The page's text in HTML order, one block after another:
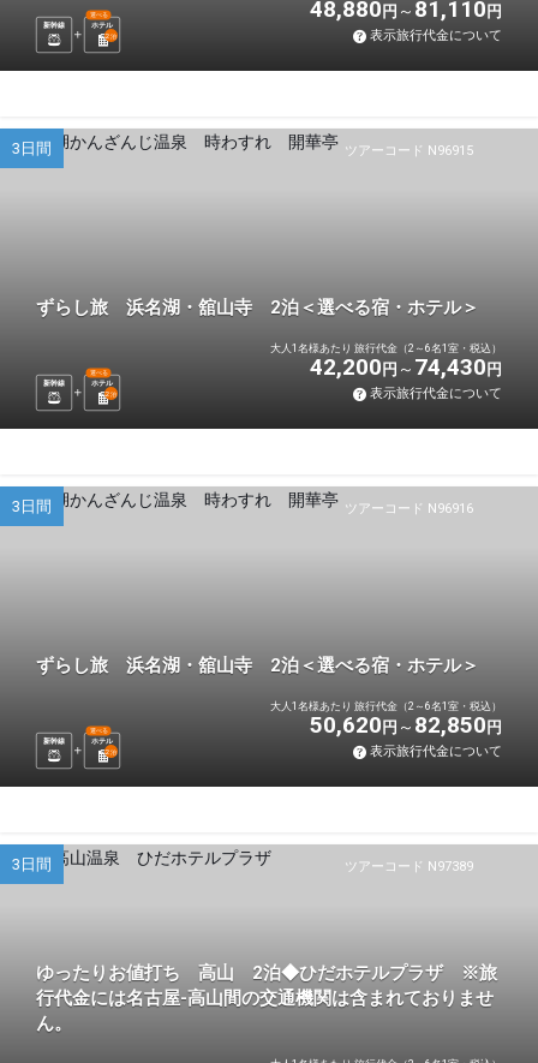
新幹線 ホテル
選べる
2泊
48,880 円 81,110 円
表示旅行代金について
ツアーコード N96915
3日間
ずらし旅 浜名湖・舘山寺 2泊＜選べる宿・ホテル＞
新幹線 ホテル
選べる
2泊
大人1名様あたり 旅行代金（2～6名1室・税込）
42,200 円 74,430 円
表示旅行代金について
ツアーコード N96916
3日間
ずらし旅 浜名湖・舘山寺 2泊＜選べる宿・ホテル＞
新幹線 ホテル
選べる
2泊
大人1名様あたり 旅行代金（2～6名1室・税込）
50,620 円 82,850 円
表示旅行代金について
ツアーコード N97389
3日間
ゆったりお値打ち 高山 2泊◆ひだホテルプラザ ※旅
行代金には名古屋-高山間の交通機関は含まれておりませ
ん。